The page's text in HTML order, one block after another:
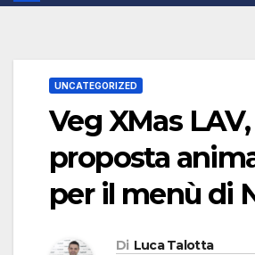
UNCATEGORIZED
Veg XMas LAV,
proposta
per il menù di
Di Luca Talotta